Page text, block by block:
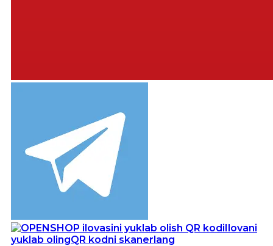
Ilovani
yuklab olingQR kodni skanerlang